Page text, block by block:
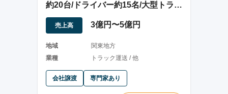
約20台/ドライバー約15名/大型トラッ
ク輸送
売上高 3億円〜5億円
地域
関東地方
業種
トラック運送 / 他
会社譲渡 専門家あり